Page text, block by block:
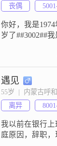
丧偶
你好，我是
岁了##3002##
以下##3002##
兴安，月收入在
个区间
边的朋友和熟人
可靠##3002##
任感强的人
遇见
55岁  |  内蒙古呼
离异
我以前在银行上
庭原因，辞职